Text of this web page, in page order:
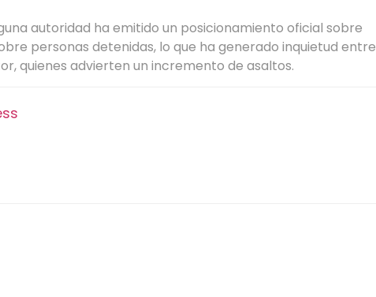
autoridad ha emitido un posicionamiento oficial sobre
personas detenidas, lo que ha generado inquietud entre
quienes advierten un incremento de asaltos.